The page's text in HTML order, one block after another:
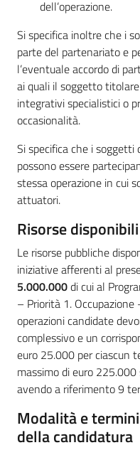
dell’operazione.
Si specifica inoltre che i
parte del partenariato e
l’eventuale accordo di
ai quali il soggetto
integrativi specialistici o
occasionalità.
Si specifica che i
possono essere
stessa operazione in cui
attuatori.
Risorse disponibili
Le risorse pubbliche
iniziative afferenti al
5.000.000di cui al
– Priorità 1.
operazioni candidate
complessivo e un
euro 25.000 per ciascun
massimo di euro 225.000
avendo a riferimento 9
Modalità e
della candidatura